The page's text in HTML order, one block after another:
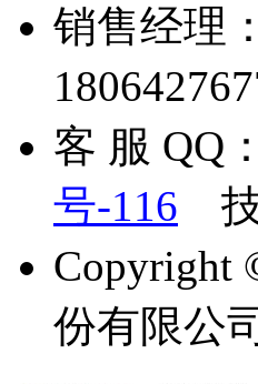
销售经理
客 服 QQ
号-116 技
Copyright
份有限公